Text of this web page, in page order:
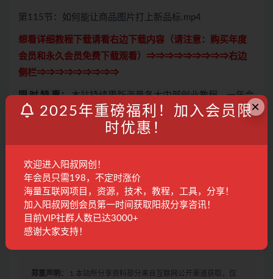
第115节：如何能让商品图片打上新品标.mp4
想看详细教程下载请看右边下载内容（请注意： 购买年度
会员和永久会员免费下载观看）⇒⇒⇒⇒⇒⇒⇒⇒⇒右边
侧栏⇒⇒⇒⇒⇒⇒⇒⇒⇒
限 时 特 惠：本站持续更新海量各大内部创业教程，一年会
员只需98元，全站资源免费下载点击查看详情 （加入会员
请先注册点右上角头像开通）
操作，网盘内均配备详细视频操作教程，请仔细查看网盘
内教程自行研究，小白接受不了的请勿下单！
温馨提示：（所有项目都是收集得来，如果有不合适自己
的，萝卜青菜各有所爱，注意自己甄选，避免踩坑，谢
郑重声明：
1.本站所分享资料部分来自互联网公开渠道获取，仅
×
2025年重磅福利！加入会员限
时优惠！
欢迎进入阳叔网创！
年会员只需198，不定时涨价
海量互联网项目，资源，技术，教程，工具，分享！
加入阳叔网创会员第一时间获取阳叔分享咨讯！
目前VIP社群人数已达3000+
感谢大家支持！